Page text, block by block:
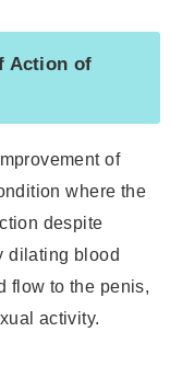
Action of
of
where the
despite
dilating blood
flow to the penis,
activity.